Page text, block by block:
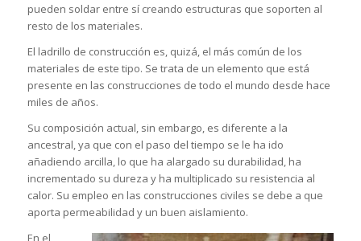
pueden soldar entre sí creando estructuras que soporten al
resto de los materiales.
El ladrillo de construcción es, quizá, el más común de los
materiales de este tipo. Se trata de un elemento que está
presente en las construcciones de todo el mundo desde hace
miles de años.
Su composición actual, sin embargo, es diferente a la
ancestral, ya que con el paso del tiempo se le ha ido
añadiendo arcilla, lo que ha alargado su durabilidad, ha
incrementado su dureza y ha multiplicado su resistencia al
calor. Su empleo en las construcciones civiles se debe a que
aporta permeabilidad y un buen aislamiento.